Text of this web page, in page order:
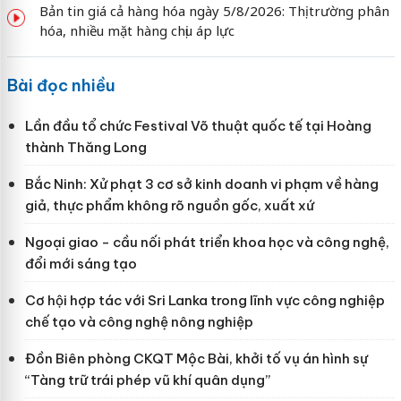
Bản tin giá cả hàng hóa ngày 5/8/2026: Thị trường phân
hóa, nhiều mặt hàng chịu áp lực
Bài đọc nhiều
Lần đầu tổ chức Festival Võ thuật quốc tế tại Hoàng
thành Thăng Long
Bắc Ninh: Xử phạt 3 cơ sở kinh doanh vi phạm về hàng
giả, thực phẩm không rõ nguồn gốc, xuất xứ
Ngoại giao - cầu nối phát triển khoa học và công nghệ,
đổi mới sáng tạo
Cơ hội hợp tác với Sri Lanka trong lĩnh vực công nghiệp
chế tạo và công nghệ nông nghiệp
Đồn Biên phòng CKQT Mộc Bài, khởi tố vụ án hình sự
“Tàng trữ trái phép vũ khí quân dụng”